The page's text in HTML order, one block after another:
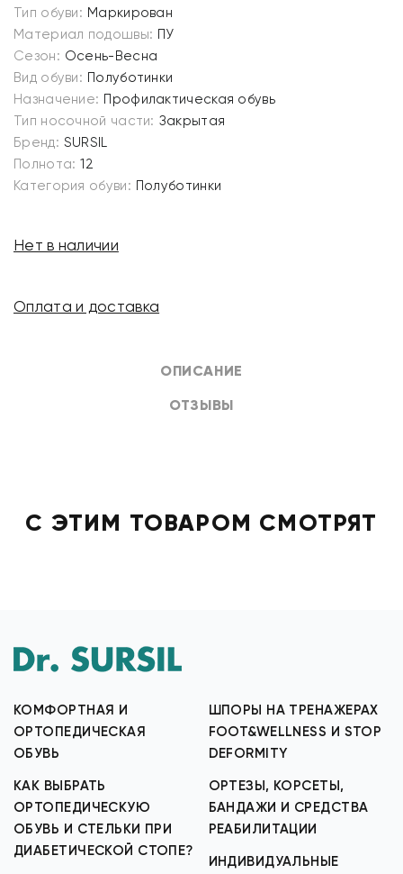
ОПИСАНИЕ
ОТЗЫВЫ
Тип обуви: Маркирован
Материал подошвы: ПУ
Сезон: Осень-Весна
Вид обуви: Полуботинки
Назначение: Профилактическая обувь
Тип носочной части: Закрытая
Бренд: SURSIL
Полнота: 12
Категория обуви: Полуботинки
Нет в наличии
Оплата и доставка
С ЭТИМ ТОВАРОМ СМОТРЯТ
КОМФОРТНАЯ И
ОРТОПЕДИЧЕСКАЯ
ОБУВЬ
КАК ВЫБРАТЬ
ОРТОПЕДИЧЕСКУЮ
ОБУВЬ И СТЕЛЬКИ ПРИ
ДИАБЕТИЧЕСКОЙ СТОПЕ?
ШПОРЫ НА ТРЕНАЖЕРАХ
FOOT&WELLNESS И STOP
DEFORMITY
ОРТЕЗЫ, КОРСЕТЫ,
БАНДАЖИ И СРЕДСТВА
РЕАБИЛИТАЦИИ
ИНДИВИДУАЛЬНЫЕ